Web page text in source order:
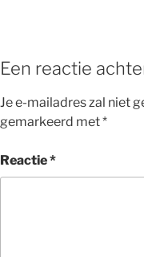
Een reactie
Je e-mailadres zal niet
gemarkeerd met*
Reactie*